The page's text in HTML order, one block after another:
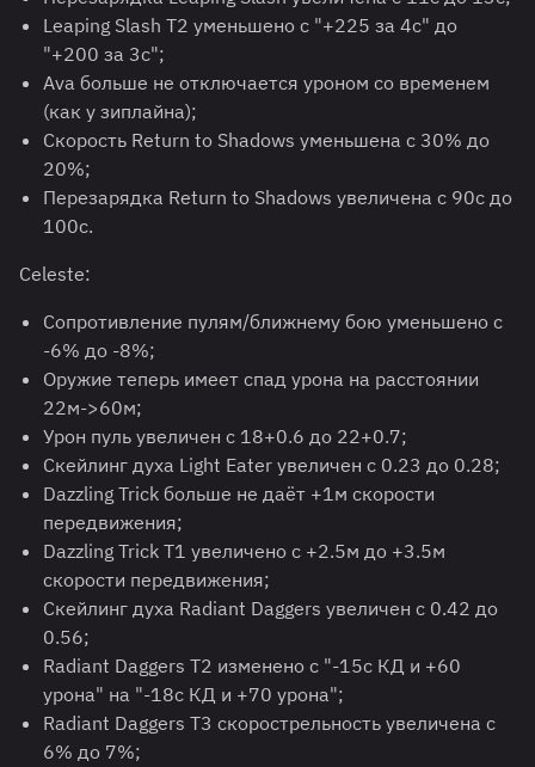
Leaping Slash T2 уменьшено с "+225 за 4с" до
"+200 за 3с";
Ava больше не отключается уроном со временем
(как у зиплайна);
Скорость Return to Shadows уменьшена с 30% до
20%;
Перезарядка Return to Shadows увеличена с 90с до
100с.
Celeste:
Сопротивление пулям/ближнему бою уменьшено с
-6% до -8%;
Оружие теперь имеет спад урона на расстоянии
22м->60м;
Урон пуль увеличен с 18+0.6 до 22+0.7;
Скейлинг духа Light Eater увеличен с 0.23 до 0.28;
Dazzling Trick больше не даёт +1м скорости
передвижения;
Dazzling Trick T1 увеличено с +2.5м до +3.5м
скорости передвижения;
Скейлинг духа Radiant Daggers увеличен с 0.42 до
0.56;
Radiant Daggers T2 изменено с "-15с КД и +60
урона" на "-18с КД и +70 урона";
Radiant Daggers T3 скорострельность увеличена с
6% до 7%;